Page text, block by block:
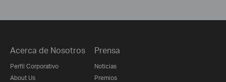
Acerca de Nosotros
Perfil Corporativo
About Us
Prensa
Noticias
Premios